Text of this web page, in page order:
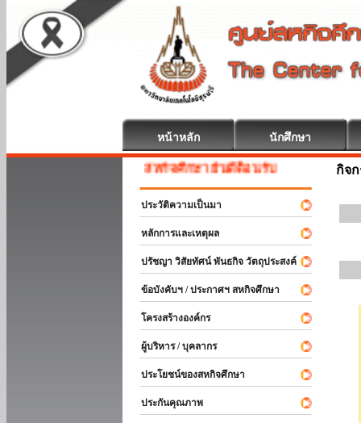
หน้าหลัก นักศึกษา
สหกิจศึกษา ยินดีต้อนรับ
ประวัติความเป็นมา
หลักการและเหตุผล
ปรัชญา วิสัยทัศน์ พันธกิจ วัตถุประสงค์
ข้อบังคับฯ / ประกาศฯ สหกิจศึกษา
โครงสร้างองค์กร
ผู้บริหาร / บุคลากร
ประโยชน์ของสหกิจศึกษา
ประกันคุณภาพ
กิจ